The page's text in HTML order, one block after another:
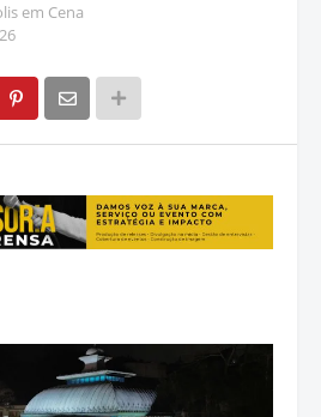
em Cena